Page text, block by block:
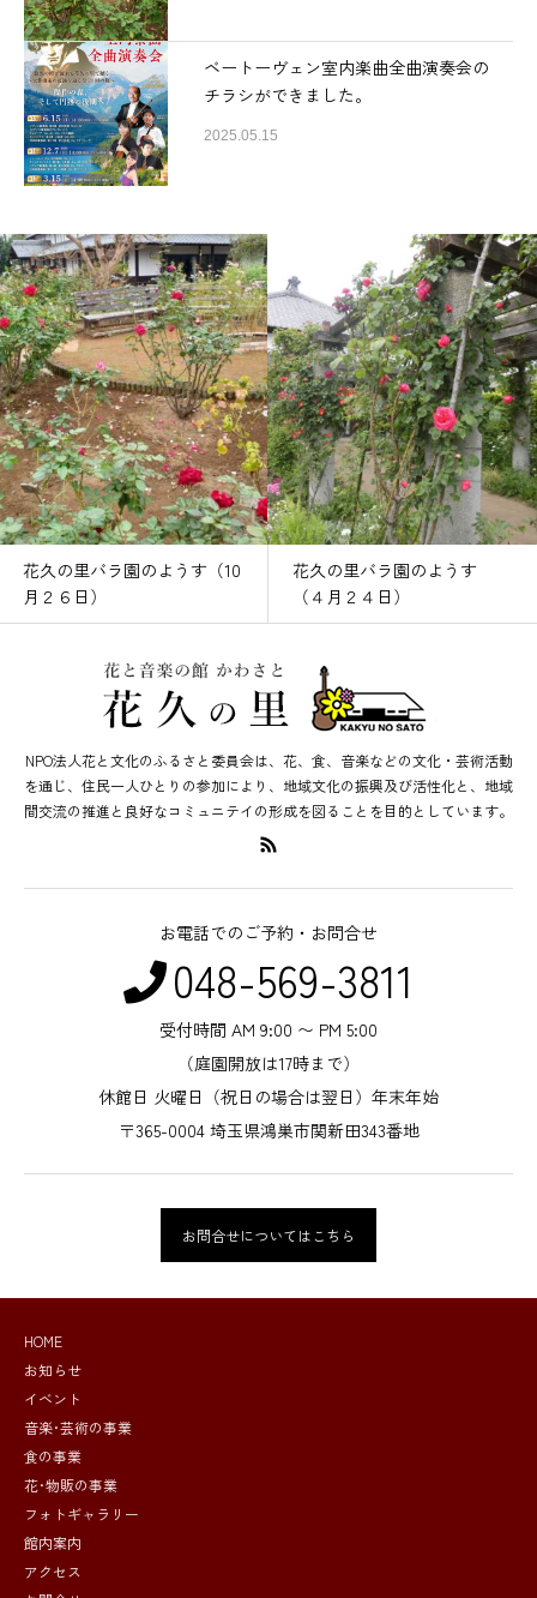
ベートーヴェン室内楽曲全曲演奏会の
チラシができました。
2025.05.15
花久の里バラ園のようす（10
月２６日）
花久の里バラ園のようす
（４月２４日）
NPO法人花と文化のふるさと委員会は、花、食、音楽などの文化・芸術活動
を通じ、住民一人ひとりの参加により、地域文化の振興及び活性化と、地域
間交流の推進と良好なコミュニテイの形成を図ることを目的としています。
お電話でのご予約・お問合せ
048-569-3811
受付時間 AM 9:00 〜 PM 5:00
（庭園開放は17時まで）
休館日 火曜日（祝日の場合は翌日）年末年始
〒365-0004 埼玉県鴻巣市関新田343番地
お問合せについてはこちら
HOME
お知らせ
イベント
音楽･芸術の事業
食の事業
花･物販の事業
フォトギャラリー
館内案内
アクセス